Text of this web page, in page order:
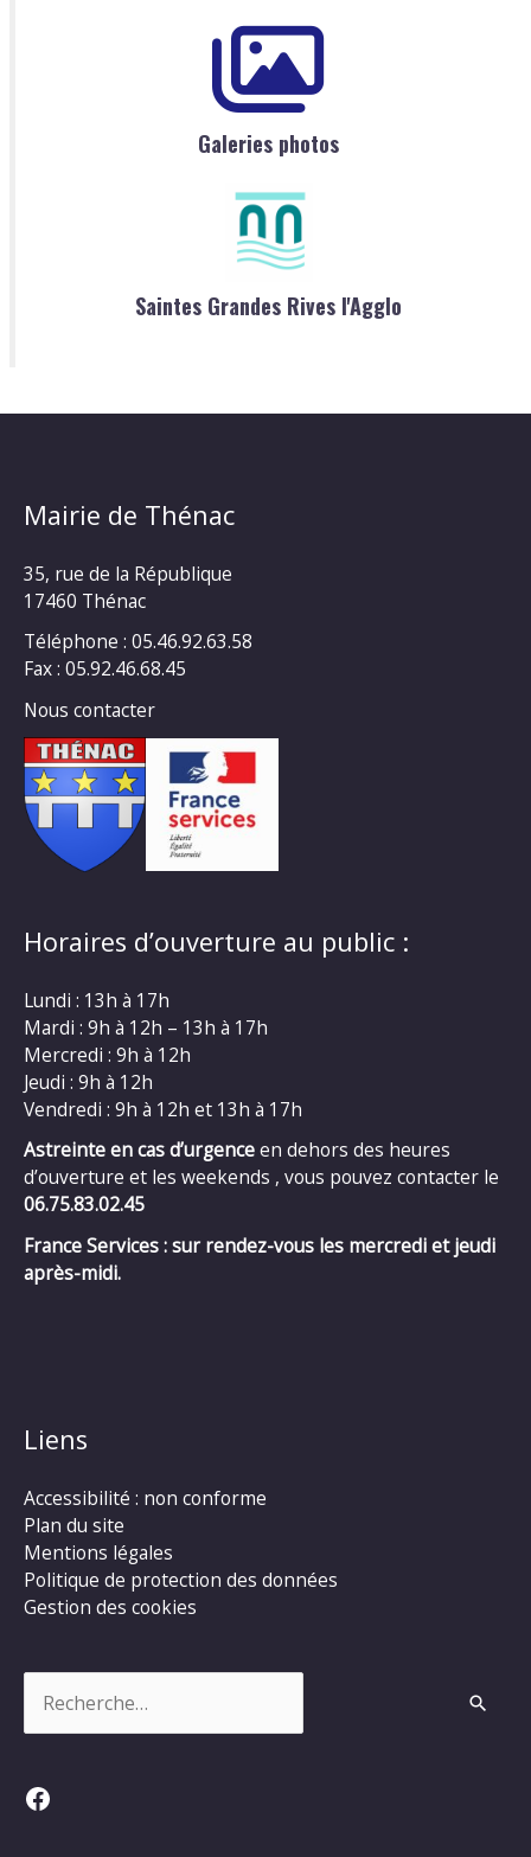
Galeries photos
Saintes Grandes Rives l'Agglo
Mairie de Thénac
35, rue de la République
17460 Thénac
Téléphone : 05.46.92.63.58
Fax : 05.92.46.68.45
Nous contacter
Horaires d’ouverture au public :
Lundi : 13h à 17h
Mardi : 9h à 12h – 13h à 17h
Mercredi : 9h à 12h
Jeudi : 9h à 12h
Vendredi : 9h à 12h et 13h à 17h
Astreinte en cas d’urgenceen dehors des heures
d’ouverture et les weekends , vous pouvez contacter le
06.75.83.02.45
France Services : sur rendez-vous les mercredi et jeudi
après-midi.
Liens
Accessibilité : non conforme
Plan du site
Mentions légales
Politique de protection des données
Gestion des cookies
Facebook